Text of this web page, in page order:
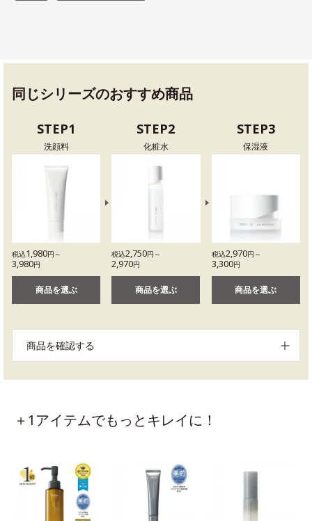
同じシリーズのおすすめ商品
STEP1
洗顔料
税込1,980円～
3,980円
商品を選ぶ
STEP2
化粧水
税込2,750円～
2,970円
商品を選ぶ
STEP3
保湿液
税込2,970円～
3,300円
商品を選ぶ
商品を確認する
＋1アイテムでもっとキレイに！